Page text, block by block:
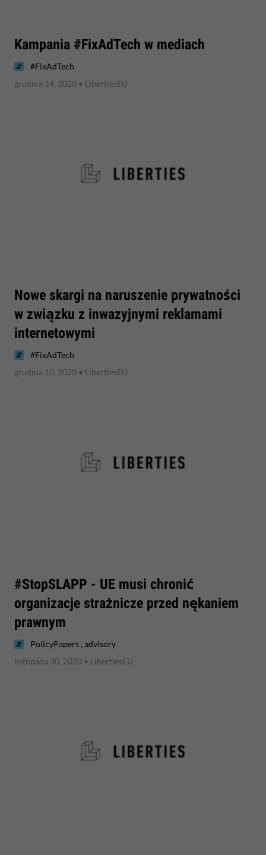
​Kampania #FixAdTech w mediach
#FixAdTech
grudnia 14, 2020 • LibertiesEU
​Nowe skargi na naruszenie prywatności
w związku z inwazyjnymi reklamami
internetowymi
#FixAdTech
grudnia 10, 2020 • LibertiesEU
​#StopSLAPP - UE musi chronić
organizacje strażnicze przed nękaniem
prawnym
PolicyPapers ,advisory
listopada 30, 2020 • LibertiesEU